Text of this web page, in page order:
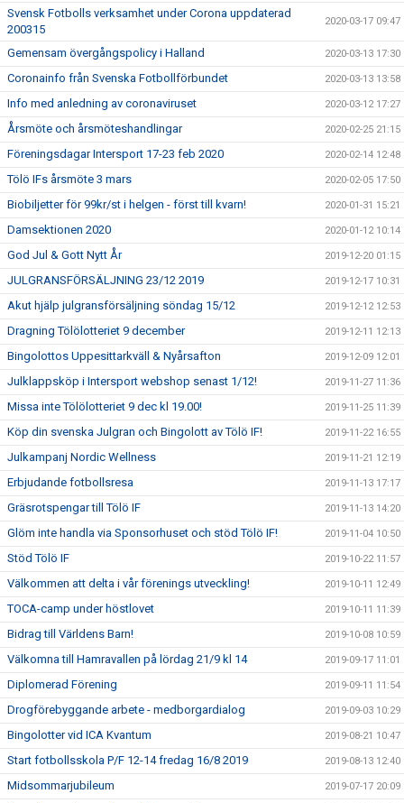
Svensk Fotbolls verksamhet under Corona uppdaterad
200315
2020-03-17 09:47
Gemensam övergångspolicy i Halland 2020-03-13 17:30
Coronainfo från Svenska Fotbollförbundet 2020-03-13 13:58
Info med anledning av coronaviruset 2020-03-12 17:27
Årsmöte och årsmöteshandlingar 2020-02-25 21:15
Föreningsdagar Intersport 17-23 feb 2020 2020-02-14 12:48
Tölö IFs årsmöte 3 mars 2020-02-05 17:50
Biobiljetter för 99kr/st i helgen - först till kvarn! 2020-01-31 15:21
Damsektionen 2020 2020-01-12 10:14
God Jul & Gott Nytt År 2019-12-20 01:15
JULGRANSFÖRSÄLJNING 23/12 2019 2019-12-17 10:31
Akut hjälp julgransförsäljning söndag 15/12 2019-12-12 12:53
Dragning Tölölotteriet 9 december 2019-12-11 12:13
Bingolottos Uppesittarkväll & Nyårsafton 2019-12-09 12:01
Julklappsköp i Intersport webshop senast 1/12! 2019-11-27 11:36
Missa inte Tölölotteriet 9 dec kl 19.00! 2019-11-25 11:39
Köp din svenska Julgran och Bingolott av Tölö IF! 2019-11-22 16:55
Julkampanj Nordic Wellness 2019-11-21 12:19
Erbjudande fotbollsresa 2019-11-13 17:17
Gräsrotspengar till Tölö IF 2019-11-13 14:20
Glöm inte handla via Sponsorhuset och stöd Tölö IF! 2019-11-04 10:50
Stöd Tölö IF 2019-10-22 11:57
Välkommen att delta i vår förenings utveckling! 2019-10-11 12:49
TOCA-camp under höstlovet 2019-10-11 11:39
Bidrag till Världens Barn! 2019-10-08 10:59
Välkomna till Hamravallen på lördag 21/9 kl 14 2019-09-17 11:01
Diplomerad Förening 2019-09-11 11:54
Drogförebyggande arbete - medborgardialog 2019-09-03 10:29
Bingolotter vid ICA Kvantum 2019-08-21 10:47
Start fotbollsskola P/F 12-14 fredag 16/8 2019 2019-08-13 12:40
Midsommarjubileum 2019-07-17 20:09